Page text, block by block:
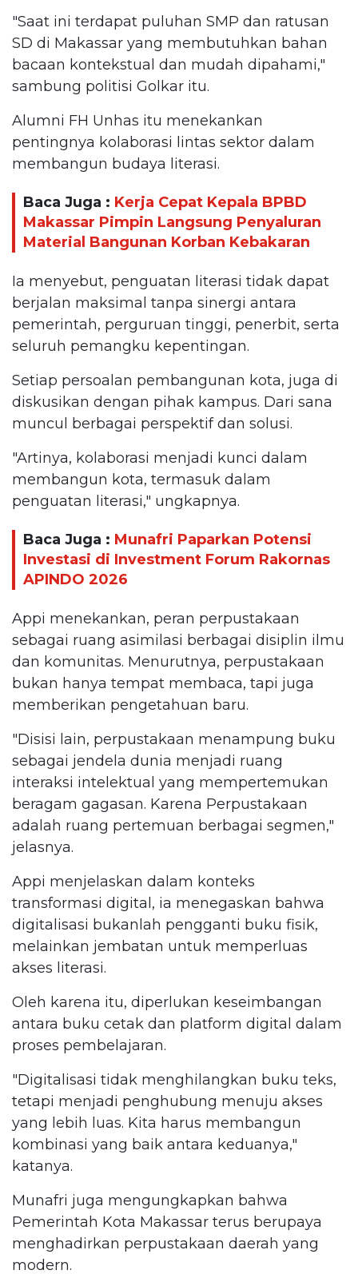
"Saat ini terdapat puluhan SMP dan ratusan
SD di Makassar yang membutuhkan bahan
bacaan kontekstual dan mudah dipahami,"
sambung politisi Golkar itu.
Alumni FH Unhas itu menekankan
pentingnya kolaborasi lintas sektor dalam
membangun budaya literasi.
Baca Juga : Kerja Cepat Kepala BPBD
Makassar Pimpin Langsung Penyaluran
Material Bangunan Korban Kebakaran
Ia menyebut, penguatan literasi tidak dapat
berjalan maksimal tanpa sinergi antara
pemerintah, perguruan tinggi, penerbit, serta
seluruh pemangku kepentingan.
Setiap persoalan pembangunan kota, juga di
diskusikan dengan pihak kampus. Dari sana
muncul berbagai perspektif dan solusi.
"Artinya, kolaborasi menjadi kunci dalam
membangun kota, termasuk dalam
penguatan literasi," ungkapnya.
Baca Juga : Munafri Paparkan Potensi
Investasi di Investment Forum Rakornas
APINDO 2026
Appi menekankan, peran perpustakaan
sebagai ruang asimilasi berbagai disiplin ilmu
dan komunitas. Menurutnya, perpustakaan
bukan hanya tempat membaca, tapi juga
memberikan pengetahuan baru.
"Disisi lain, perpustakaan menampung buku
sebagai jendela dunia menjadi ruang
interaksi intelektual yang mempertemukan
beragam gagasan. Karena Perpustakaan
adalah ruang pertemuan berbagai segmen,"
jelasnya.
Appi menjelaskan dalam konteks
transformasi digital, ia menegaskan bahwa
digitalisasi bukanlah pengganti buku fisik,
melainkan jembatan untuk memperluas
akses literasi.
Oleh karena itu, diperlukan keseimbangan
antara buku cetak dan platform digital dalam
proses pembelajaran.
"Digitalisasi tidak menghilangkan buku teks,
tetapi menjadi penghubung menuju akses
yang lebih luas. Kita harus membangun
kombinasi yang baik antara keduanya,"
katanya.
Munafri juga mengungkapkan bahwa
Pemerintah Kota Makassar terus berupaya
menghadirkan perpustakaan daerah yang
modern.